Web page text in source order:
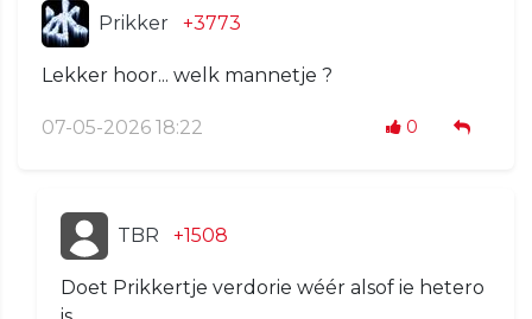
Prikker +3773
Lekker hoor... welk mannetje ?
07-05-2026 18:22 0
TBR +1508
Doet Prikkertje verdorie wéér alsof ie hetero